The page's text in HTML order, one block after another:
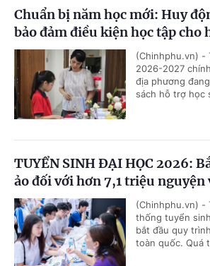
Chuẩn bị năm học mới: Huy
bảo đảm điều kiện học tập cho
(Chinhphu.vn) -
2026-2027
địa phương
sách hỗ trợ học
TUYỂN SINH ĐẠI HỌC 2026:
ảo đối với hơn 7,1 triệu nguyện
(Chinhphu.vn) -
thống tuyển
bắt đầu quy
toàn quốc. Quá